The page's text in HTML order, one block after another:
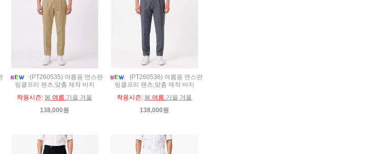
(PT260535) 여름용 면스판
링클프리 팬츠,맞춤 제작 바지
착용시즌: 봄 여름 가을 겨울
138,000원
(PT260536) 여름용 면스판
링클프리 팬츠,맞춤 제작 바지
착용시즌: 봄 여름 가을 겨울
138,000원